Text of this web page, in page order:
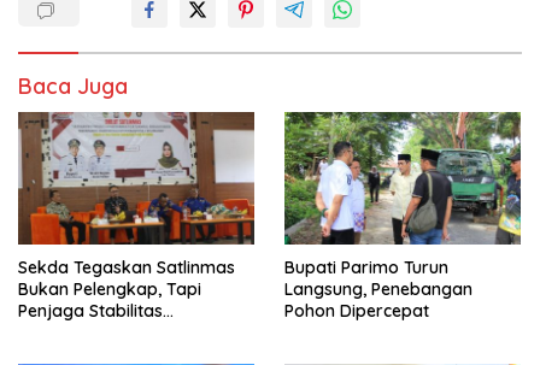
Baca Juga
Sekda Tegaskan Satlinmas
Bukan Pelengkap, Tapi
Penjaga Stabilitas
Bupati Parimo Turun
Langsung, Penebangan
Pohon Dipercepat